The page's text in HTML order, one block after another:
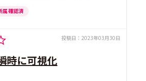
属 確認済
投稿日： 2023年03月30日
時に可視化